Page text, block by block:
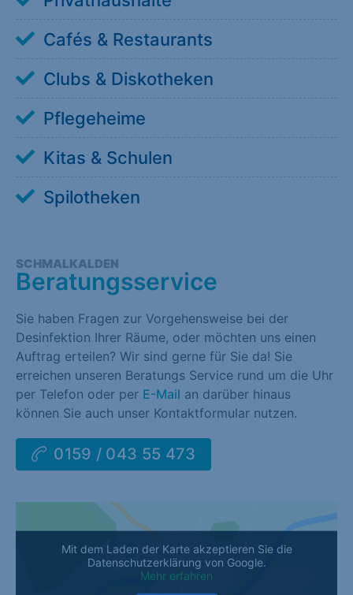
Cafés & Restaurants
Clubs & Diskotheken
Pflegeheime
Kitas & Schulen
Spilotheken
SCHMALKALDEN
Beratungsservice
Sie haben Fragen zur Vorgehensweise bei der
Desinfektion Ihrer Räume, oder möchten uns einen
Auftrag erteilen? Wir sind gerne für Sie da! Sie
erreichen unseren Beratungs Service rund um die Uhr
per Telefon oder per E-Mail an darüber hinaus
können Sie auch unser Kontaktformular nutzen.
0159 / 043 55 473
Mit dem Laden der Karte akzeptieren Sie die
Datenschutzerklärung von Google.
Mehr erfahren